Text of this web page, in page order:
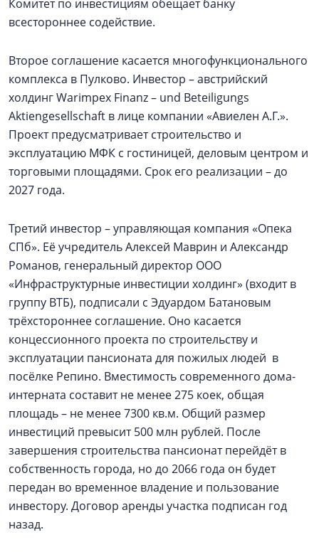
Комитет по инвестициям обещает банку
всестороннее содействие.
Второе соглашение касается многофункционального
комплекса в Пулково. Инвестор – австрийский
холдинг Warimpex Finanz – und Beteiligungs
Aktiengesellschaft в лице компании «Авиелен А.Г.».
Проект предусматривает строительство и
эксплуатацию МФК с гостиницей, деловым центром и
торговыми площадями. Срок его реализации – до
2027 года.
Третий инвестор – управляющая компания «Опека
СПб». Её учредитель Алексей Маврин и Александр
Романов, генеральный директор ООО
«Инфраструктурные инвестиции холдинг» (входит в
группу ВТБ), подписали с Эдуардом Батановым
трёхстороннее соглашение. Оно касается
концессионного проекта по строительству и
эксплуатации пансионата для пожилых людей в
посёлке Репино. Вместимость современного дома-
интерната составит не менее 275 коек, общая
площадь – не менее 7300 кв.м. Общий размер
инвестиций превысит 500 млн рублей. После
завершения строительства пансионат перейдёт в
собственность города, но до 2066 года он будет
передан во временное владение и пользование
инвестору. Договор аренды участка подписан год
назад.